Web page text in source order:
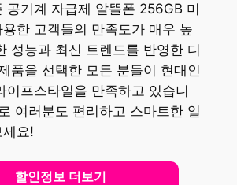
공기계 자급제 알뜰폰 256GB 미
한 고객들의 만족도가 매우 높
성능과 최신 트렌드를 반영한 디
품을 선택한 모든 분들이 현대인
이프스타일을 만족하고 있습니
여러분도 편리하고 스마트한 일
요!
할인정보 더보기